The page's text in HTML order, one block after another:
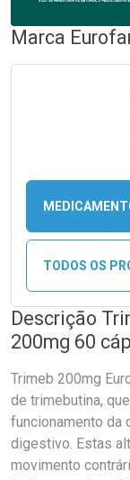
Marca
TODOS OS
Descrição
200mg 60
Trimeb 200mg
de trimebutina,
funcionamento da
digestivo. Estas
movimento